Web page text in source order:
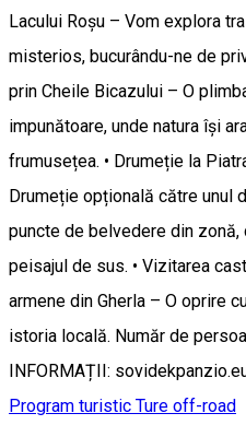
Lacului Roșu – Vom explora
misterios, bucurându-ne de
prin Cheile Bicazului – O
impunătoare, unde natura își
frumusețea. • Drumeție la
Drumeție opțională către unul
puncte de belvedere din zonă,
peisajul de sus. • Vizitarea
armene din Gherla – O oprire
istoria locală. Număr de
INFORMAȚII:
Program turistic Ture off-road